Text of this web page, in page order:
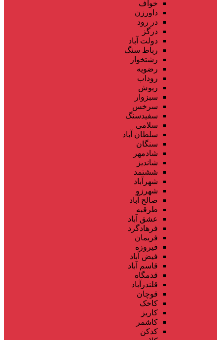
خواف
داورزن
در رود
درگز
دولت آباد
رباط سنگ
رشتخوار
رضویه
روداب
ریوش
سبزوار
سرخس
سفیدسنگ
سلامی
سلطان آباد
سنگان
شادمهر
شاندیز
ششتمد
شهرآباد
شهرزو
صالح آباد
طرقبه
عشق آباد
فرهادگرد
فریمان
فیروزه
فیض آباد
قاسم آباد
قدمگاه
قلندرآباد
قوچان
کاخک
کاریز
کاشمر
کدکن